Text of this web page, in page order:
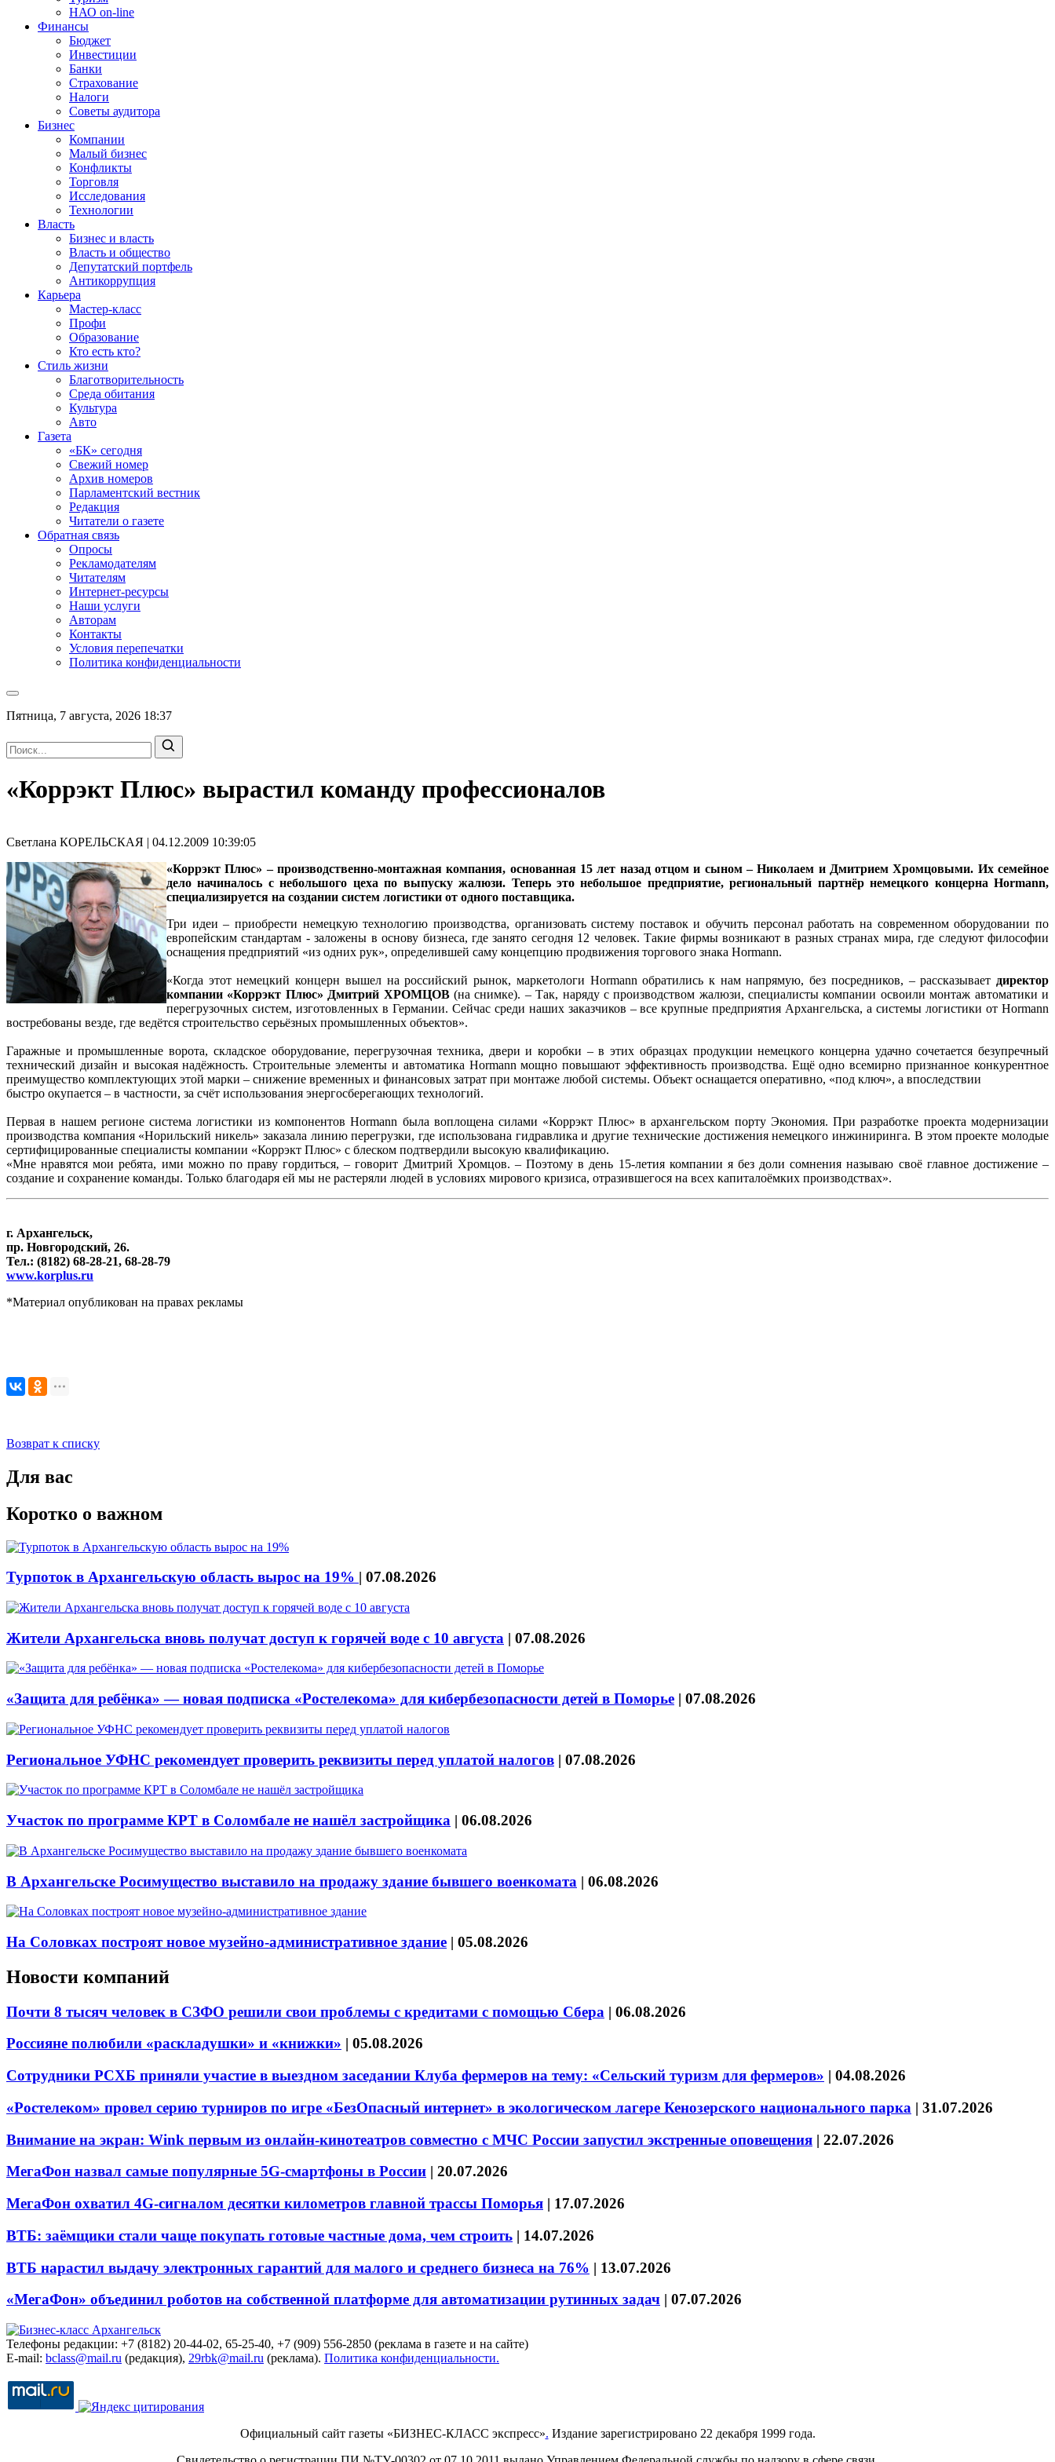
НАО on-line
Финансы
Бюджет
Инвестиции
Банки
Страхование
Налоги
Советы аудитора
Бизнес
Компании
Малый бизнес
Конфликты
Торговля
Исследования
Технологии
Власть
Бизнес и власть
Власть и общество
Депутатский портфель
Антикоррупция
Карьера
Мастер-класс
Профи
Образование
Кто есть кто?
Стиль жизни
Благотворительность
Среда обитания
Культура
Авто
Газета
«БК» сегодня
Свежий номер
Архив номеров
Парламентский вестник
Редакция
Читатели о газете
Обратная связь
Опросы
Рекламодателям
Читателям
Интернет-ресурсы
Наши услуги
Авторам
Контакты
Условия перепечатки
Политика конфиденциальности
Пятница, 7 августа, 2026 18:37
«Коррэкт Плюс» вырастил команду профессионалов
Светлана КОРЕЛЬСКАЯ | 04.12.2009 10:39:05
«Коррэкт Плюс» – производственно-монтажная компания, основанная 15 лет назад отцом и сыном – Николаем и Дмитрием Хромцовыми. Их семейное
дело начиналось с небольшого цеха по выпуску жалюзи. Теперь это небольшое предприятие, региональный партнёр немецкого концерна Hormann,
специализируется на создании систем логистики от одного поставщика.
Три идеи – приобрести немецкую технологию производства, организовать систему поставок и обучить персонал работать на современном оборудовании по
европейским стандартам - заложены в основу бизнеса, где занято сегодня 12 человек. Такие фирмы возникают в разных странах мира, где следуют философии
оснащения предприятий «из одних рук», определившей саму концепцию продвижения торгового знака Hormann.
«Когда этот немецкий концерн вышел на российский рынок, маркетологи Hormann обратились к нам напрямую, без посредников, – рассказывает директор
компании «Коррэкт Плюс» Дмитрий ХРОМЦОВ(на снимке). – Так, наряду с производством жалюзи, специалисты компании освоили монтаж автоматики и
перегрузочных систем, изготовленных в Германии. Сейчас среди наших заказчиков – все крупные предприятия Архангельска, а системы логистики от Hormann
востребованы везде, где ведётся строительство серьёзных промышленных объектов».
Гаражные и промышленные ворота, складское оборудование, перегрузочная техника, двери и коробки – в этих образцах продукции немецкого концерна удачно сочетается безупречный
технический дизайн и высокая надёжность. Строительные элементы и автоматика Hormann мощно повышают эффективность производства. Ещё одно всемирно признанное конкурентное
преимущество комплектующих этой марки – снижение временных и финансовых затрат при монтаже любой системы. Объект оснащается оперативно, «под ключ», а впоследствии
быстро окупается – в частности, за счёт использования энергосберегающих технологий.
Первая в нашем регионе система логистики из компонентов Hormann была воплощена силами «Коррэкт Плюс» в архангельском порту Экономия. При разработке проекта модернизации
производства компания «Норильский никель» заказала линию перегрузки, где использована гидравлика и другие технические достижения немецкого инжиниринга. В этом проекте молодые
сертифицированные специалисты компании «Коррэкт Плюс» с блеском подтвердили высокую квалификацию.
«Мне нравятся мои ребята, ими можно по праву гордиться, – говорит Дмитрий Хромцов. – Поэтому в день 15-летия компании я без доли сомнения называю своё главное достижение –
создание и сохранение команды. Только благодаря ей мы не растеряли людей в условиях мирового кризиса, отразившегося на всех капиталоёмких производствах».
г. Архангельск,
пр. Новгородский, 26.
Тел.: (8182) 68-28-21, 68-28-79
www.korplus.ru
*Материал опубликован на правах рекламы
Возврат к списку
Для вас
Коротко о важном
Турпоток в Архангельскую область вырос на 19% | 07.08.2026
Жители Архангельска вновь получат доступ к горячей воде с 10 августа | 07.08.2026
«Защита для ребёнка» — новая подписка «Ростелекома» для кибербезопасности детей в Поморье | 07.08.2026
Региональное УФНС рекомендует проверить реквизиты перед уплатой налогов | 07.08.2026
Участок по программе КРТ в Соломбале не нашёл застройщика | 06.08.2026
В Архангельске Росимущество выставило на продажу здание бывшего военкомата | 06.08.2026
На Соловках построят новое музейно-административное здание | 05.08.2026
Новости компаний
Почти 8 тысяч человек в СЗФО решили свои проблемы с кредитами с помощью Сбера | 06.08.2026
Россияне полюбили «раскладушки» и «книжки» | 05.08.2026
Сотрудники РСХБ приняли участие в выездном заседании Клуба фермеров на тему: «Сельский туризм для фермеров» | 04.08.2026
«Ростелеком» провел серию турниров по игре «БезОпасный интернет» в экологическом лагере Кенозерского национального парка | 31.07.2026
Внимание на экран: Wink первым из онлайн-кинотеатров совместно с МЧС России запустил экстренные оповещения | 22.07.2026
МегаФон назвал самые популярные 5G-смартфоны в России | 20.07.2026
МегаФон охватил 4G-сигналом десятки километров главной трассы Поморья | 17.07.2026
ВТБ: заёмщики стали чаще покупать готовые частные дома, чем строить | 14.07.2026
ВТБ нарастил выдачу электронных гарантий для малого и среднего бизнеса на 76% | 13.07.2026
«МегаФон» объединил роботов на собственной платформе для автоматизации рутинных задач | 07.07.2026
Телефоны редакции: +7 (8182) 20-44-02, 65-25-40, +7 (909) 556-2850 (реклама в газете и на сайте)
E-mail: bclass@mail.ru (редакция), 29rbk@mail.ru (реклама). Политика конфиденциальности.
Официальный сайт газеты «БИЗНЕС-КЛАСС экспресс». Издание зарегистрировано 22 декабря 1999 года.